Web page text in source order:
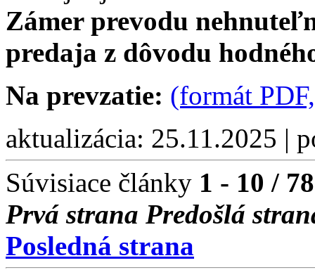
Zámer prevodu
predaja z dôvodu
Na prevzatie: (formát
aktualizácia: 25.11.2025 |
Súvisiace články 1 - 10 / 78
Prvá strana Predošlá
Posledná strana